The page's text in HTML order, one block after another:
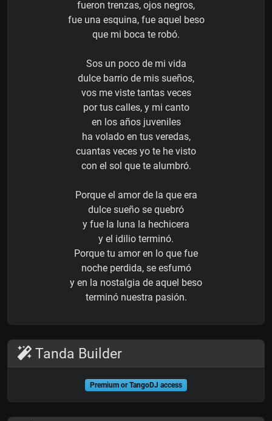
fueron trenzas, ojos negros,
fue una esquina, fue aquel beso
que mi boca te robó.
Sos un poco de mi vida
dulce barrio de mis sueños,
vos me viste tantas veces
por tus calles, y mi canto
en los años juveniles
ha volado en tus veredas,
cuantas veces yo te he visto
con el sol que te alumbró.
Porque el amor de la que era
dulce sueño se quebró
y fue la luna la hechicera
y el idilio terminó.
Porque tu amor en lo que fue
noche perdida, se esfumó
y en la nostalgia de aquel beso
terminó nuestra pasión.
Tanda Builder
Premium or TangoDJ access